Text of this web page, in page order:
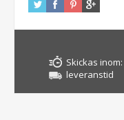
Skickas inom:
leveranstid